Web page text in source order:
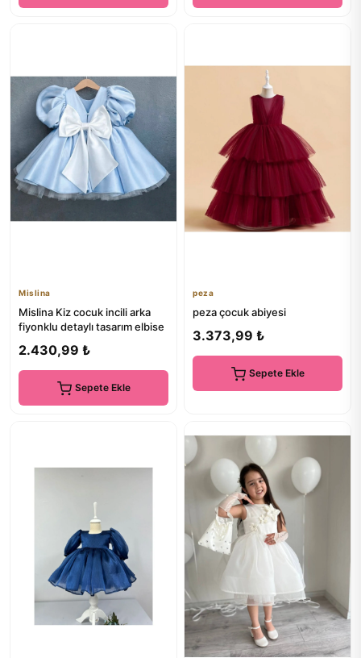
Mislina
Mislina Kiz cocuk incili arka
fiyonklu detaylı tasarım elbise
2.430,99 ₺
Sepete Ekle
peza
peza çocuk abiyesi
3.373,99 ₺
Sepete Ekle